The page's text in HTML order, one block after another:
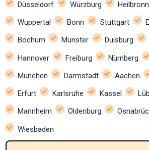
Düsseldorf
Würzburg Heilbronn
Wuppertal
Bonn Stuttgart
Bochum
Münster Duisburg
Hannover
Freiburg Nürnberg
München
Darmstadt Aachen
Erfurt
Karlsruhe Kassel
Mannheim
Oldenburg
Wiesbaden